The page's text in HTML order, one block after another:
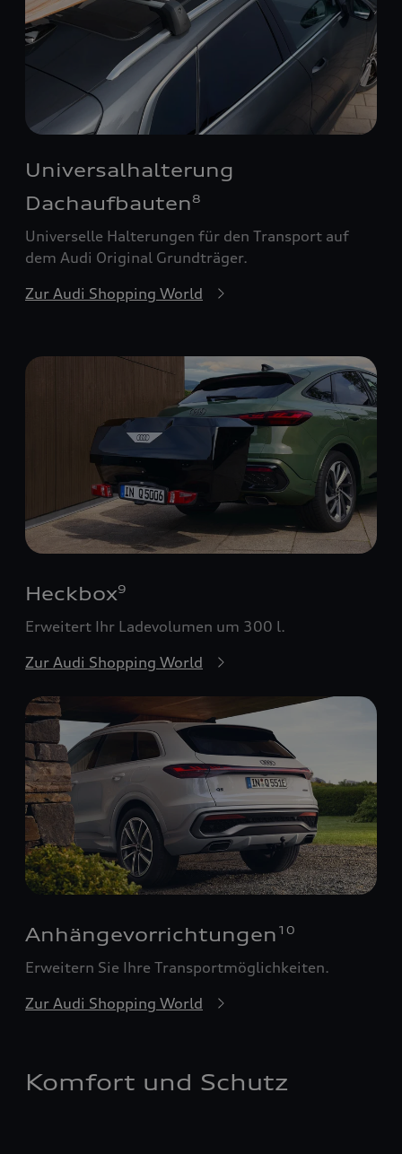
Universalhalterung
Dachaufbauten8
Universelle Halterungen für den Transport auf
dem Audi Original Grundträger.
Zur Audi Shopping World
Heckbox9
Erweitert Ihr Ladevolumen um 300 l.
Zur Audi Shopping World
Anhängevorrichtungen 10
Erweitern Sie Ihre Transportmöglichkeiten.
Zur Audi Shopping World
Komfort und Schutz